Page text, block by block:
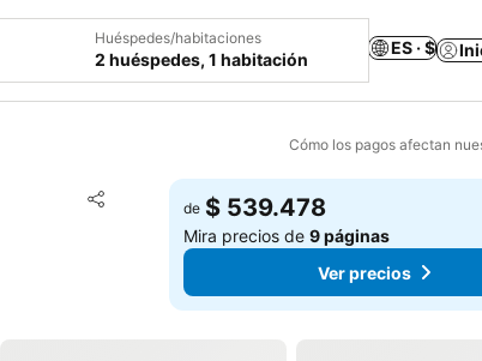
Huéspedes/habitaciones
2 huéspedes, 1 habitación
ES · $
Cómo los pagos afectan
Compartir
Agregar a favoritos
de $ 539.478
Mira precios de9 páginas
Ver precios